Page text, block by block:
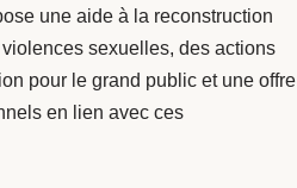
une aide à la reconstruction
sexuelles, des actions
pour le grand public et une offre
en lien avec ces